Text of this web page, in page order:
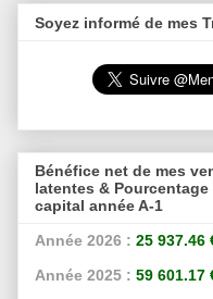
Soyez informé de mes
Bénéfice net de mes
latentes &
capital année A-1
Année 2026 : 25 937.46
Année 2025 : 59 601.17